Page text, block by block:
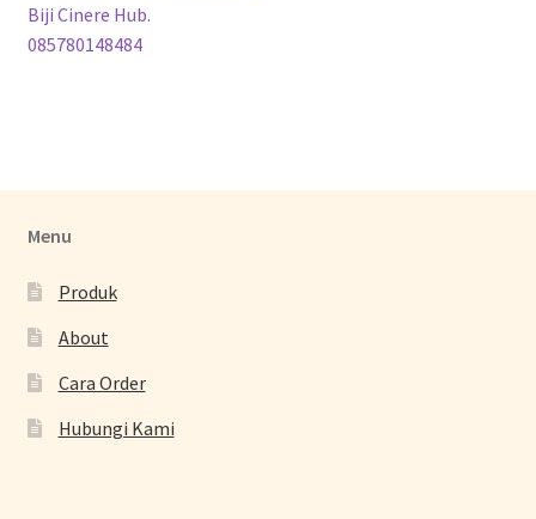
Biji Cinere Hub.
085780148484
Menu
Produk
About
Cara Order
Hubungi Kami